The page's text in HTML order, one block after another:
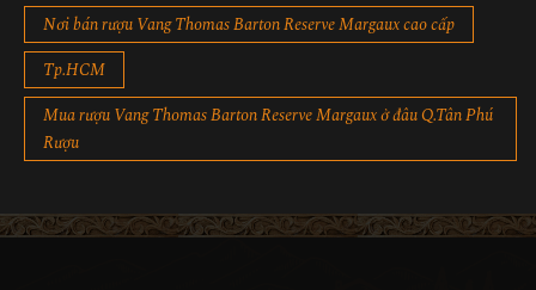
Nơi bán rượu Vang Thomas Barton Reserve Margaux cao cấp
Tp.HCM
Mua rượu Vang Thomas Barton Reserve Margaux ở đâu Q.Tân Phú
Rượu